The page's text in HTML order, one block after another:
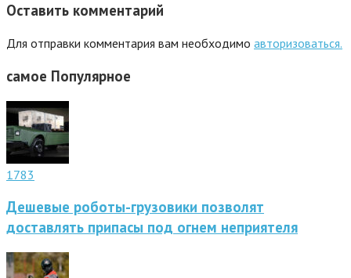
Оставить комментарий
Для отправки комментария вам необходимо авторизоваться.
самое Популярное
1783
Дешевые роботы-грузовики позволят
доставлять припасы под огнем неприятеля